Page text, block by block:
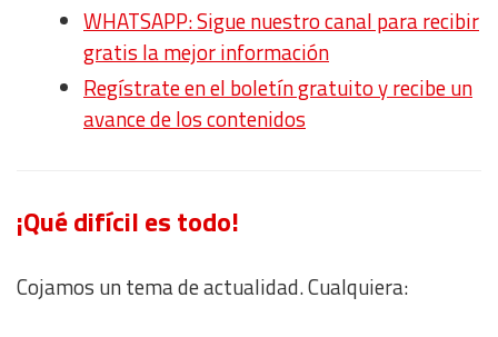
WHATSAPP: Sigue nuestro canal para recibir
gratis la mejor información
Regístrate en el boletín gratuito y recibe un
avance de los contenidos
¡Qué difícil es todo!
Cojamos un tema de actualidad. Cualquiera: